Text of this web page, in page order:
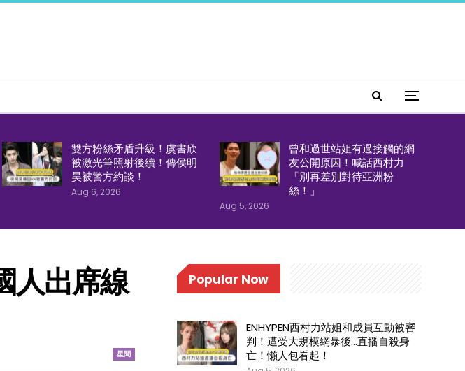
雙方粉絲矛盾升級！虞書欣
被激光筆照射後續！傳侯明
昊被警方約談！
Aug 6, 2026
曾和過世站姐有過接觸的網
友公開原因！喊話西村力
「別再差別對待亞洲粉
絲！」
Aug 5, 2026
人出席線
星聞
Popular Now
ENHYPEN西村力站姐和成員互動被審
判！遭受大規模網暴後…直播自殺身
亡！懶人包看起！